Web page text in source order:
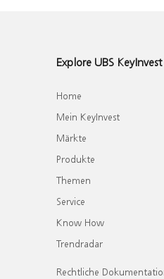
Explore UBS KeyInvest
Home
Mein KeyInvest
Märkte
Produkte
Themen
Service
Know How
Trendradar
Rechtliche